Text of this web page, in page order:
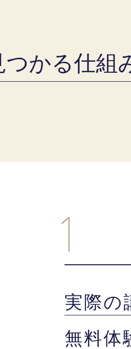
つかる仕組
実際の
無料体